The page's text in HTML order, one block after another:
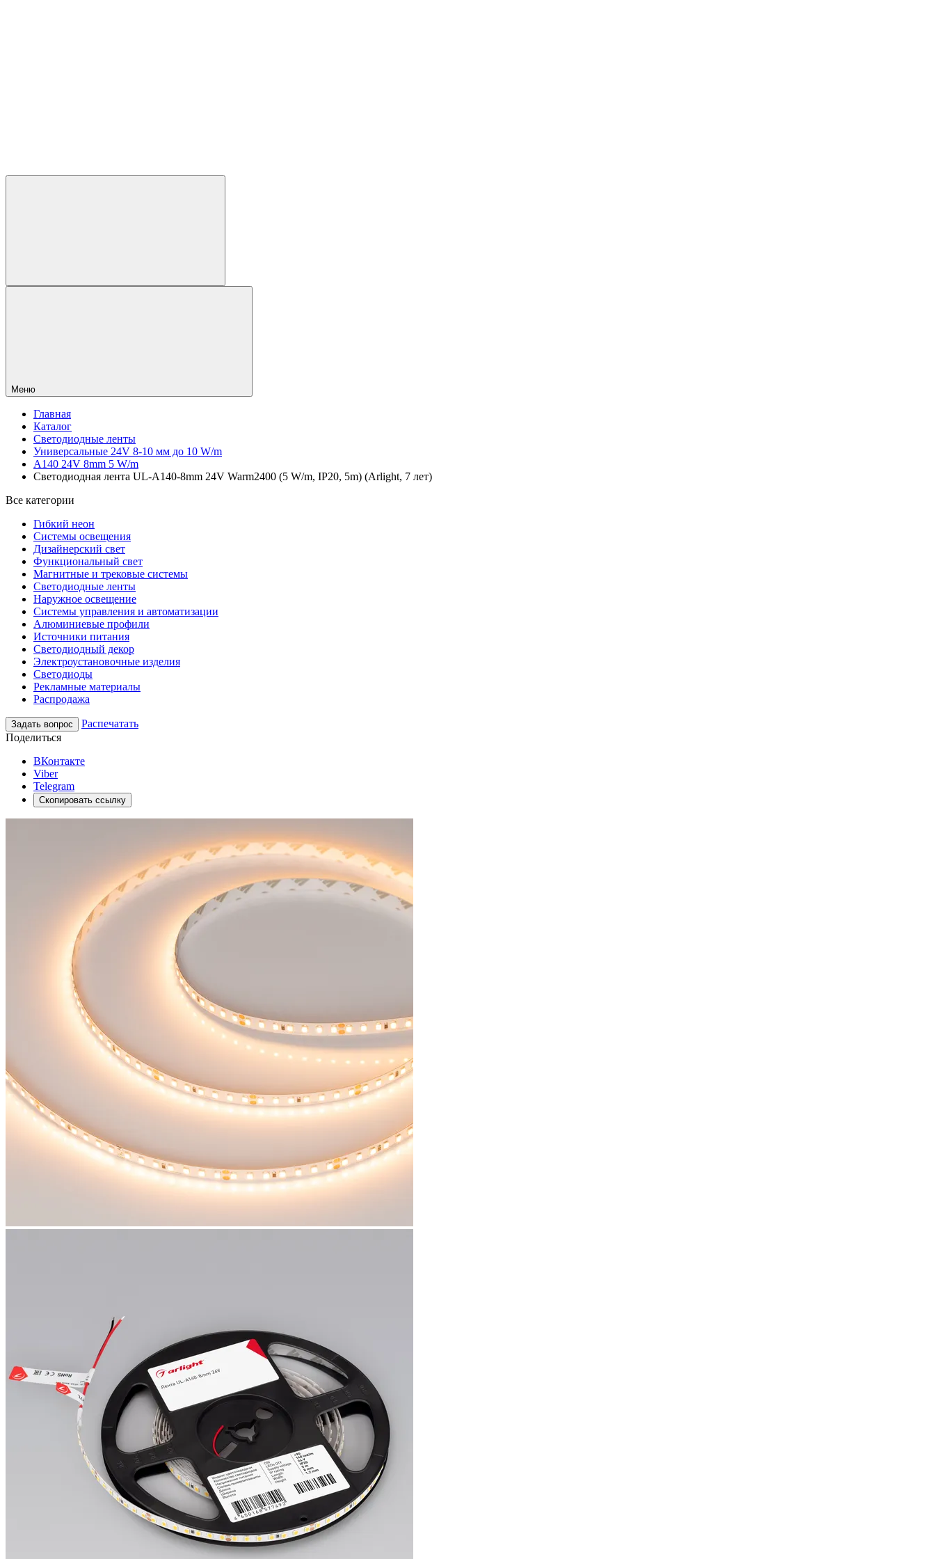
Меню
Главная
Каталог
Светодиодные ленты
Универсальные 24V 8-10 мм до 10 W/m
A140 24V 8mm 5 W/m
Светодиодная лента UL-A140-8mm 24V Warm2400 (5 W/m, IP20, 5m) (Arlight, 7 лет)
Все категории
Гибкий неон
Системы освещения
Дизайнерский свет
Функциональный свет
Магнитные и трековые системы
Светодиодные ленты
Наружное освещение
Системы управления и автоматизации
Алюминиевые профили
Источники питания
Светодиодный декор
Электроустановочные изделия
Светодиоды
Рекламные материалы
Распродажа
Задать вопрос
Распечатать
Поделиться
ВКонтакте
Viber
Telegram
Скопировать ссылку